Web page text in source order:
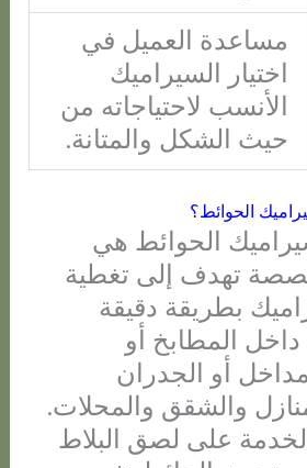
مساعدة العميل في
اختيار السيراميك
الأنسب لاحتياجاته من
حيث الشكل والمتانة.
الحوائط؟
الحوائط هي
تهدف إلى تغطية
بطريقة دقيقة
المطابخ أو
أو الجدران
والشقق والمحلات.
على لصق البلاط